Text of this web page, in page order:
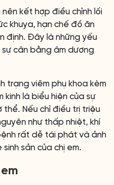
nên kết hợp điều chỉnh lối
khuya, hạn chế đồ ăn
định. Đây là những yếu
cân bằng âm dương
trạng viêm phụ khoa kèm
kinh là biểu hiện của sự
Nếu chỉ điều trị triệu
như thấp nhiệt, khí
rất dễ tái phát và ảnh
sản của chị em.